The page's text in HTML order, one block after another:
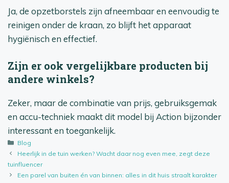
Ja, de opzetborstels zijn afneembaar en eenvoudig te
reinigen onder de kraan, zo blijft het apparaat
hygiënisch en effectief.
Zijn er ook vergelijkbare producten bij
andere winkels?
Zeker, maar de combinatie van prijs, gebruiksgemak
en accu-techniek maakt dit model bij Action bijzonder
interessant en toegankelijk.
Categorieën
Blog
Heerlijk in de tuin werken? Wacht daar nog even mee, zegt deze
tuinfluencer
Een parel van buiten én van binnen: alles in dit huis straalt karakter